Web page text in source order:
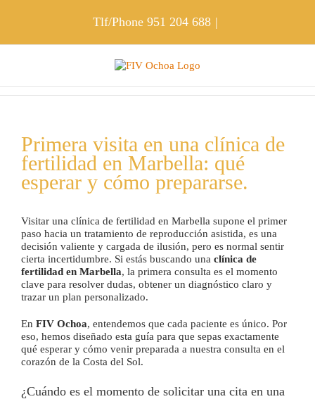
Tlf/Phone 951 204 688 |
Primera visita en una clínica de
fertilidad en Marbella: qué
esperar y cómo prepararse.
Visitar una clínica de fertilidad en Marbella supone el primer
paso hacia un tratamiento de reproducción asistida, es una
decisión valiente y cargada de ilusión, pero es normal sentir
cierta incertidumbre. Si estás buscando una clínica de
fertilidad en Marbella, la primera consulta es el momento
clave para resolver dudas, obtener un diagnóstico claro y
trazar un plan personalizado.
En FIV Ochoa, entendemos que cada paciente es único. Por
eso, hemos diseñado esta guía para que sepas exactamente
qué esperar y cómo venir preparada a nuestra consulta en el
corazón de la Costa del Sol.
¿Cuándo es el momento de solicitar una cita en una